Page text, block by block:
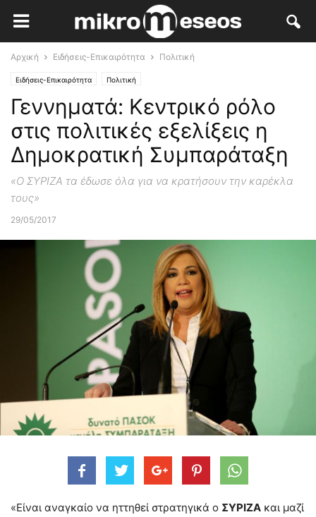
Αρχική Ειδήσεις-Επικαιρότητα Πολιτική
Ειδήσεις-Επικαιρότητα Πολιτική
Γεννηματά: Κεντρικό ρόλο
στις πολιτικές εξελίξεις η
Δημοκρατική Συμπαράταξη
«Ο ΣΥΡΙΖΑ τα έδωσε όλα για να κρατήσουν την καρέκλα
τους»
29/05/2017
«Είναι αναγκαίο να ηττηθεί στρατηγικά ο ΣΥΡΙΖΑ και μαζί